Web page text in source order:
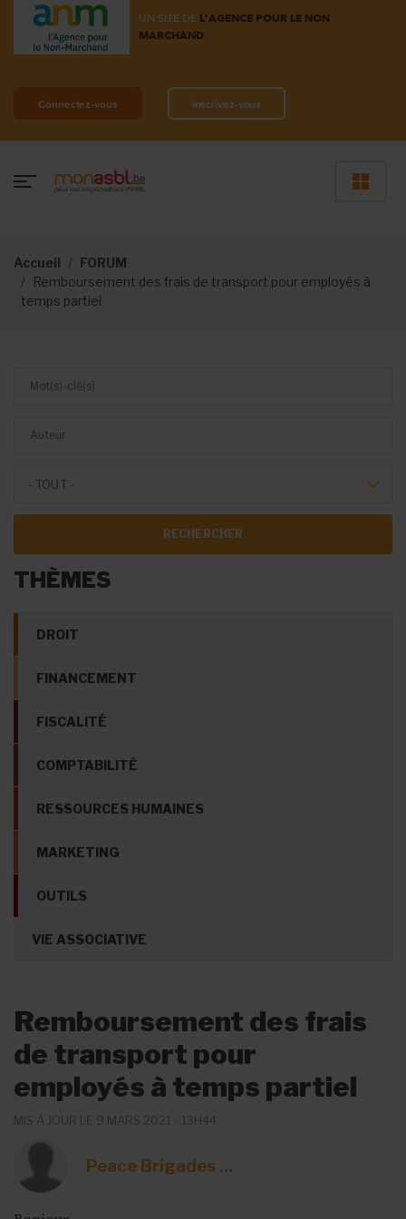
UN SITE DE L'AGENCE POUR LE NON
MARCHAND
Connectez-vous Inscrivez-vous
Accueil
FORUM
Remboursement des frais de transport pour employés à
temps partiel
- TOUT -
THÈMES
DROIT
FINANCEMENT
FISCALITÉ
COMPTABILITÉ
RESSOURCES HUMAINES
MARKETING
OUTILS
VIE ASSOCIATIVE
Remboursement des frais
de transport pour
employés à temps partiel
MIS À JOUR LE 9 MARS 2021 - 13H44
Peace Brigades ...